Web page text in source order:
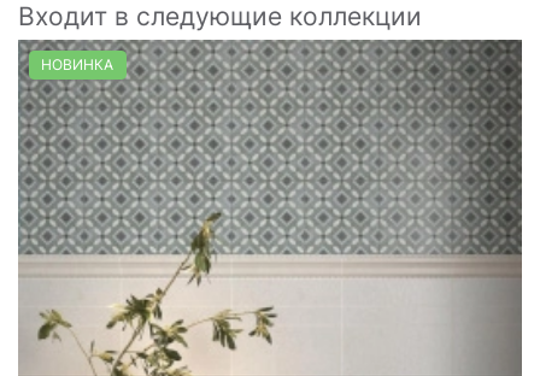
Входит в следующие коллекции
НОВИНКА